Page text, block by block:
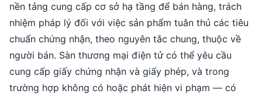
nền tảng cung cấp cơ sở hạ tầng để bán hàng, trách
nhiệm pháp lý đối với việc sản phẩm tuân thủ các tiêu
chuẩn chứng nhận, theo nguyên tắc chung, thuộc về
người bán. Sàn thương mại điện tử có thể yêu cầu
cung cấp giấy chứng nhận và giấy phép, và trong
trường hợp không có hoặc phát hiện vi phạm — có